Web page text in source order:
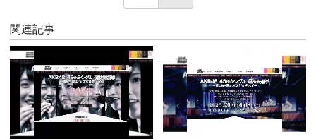
関連記事